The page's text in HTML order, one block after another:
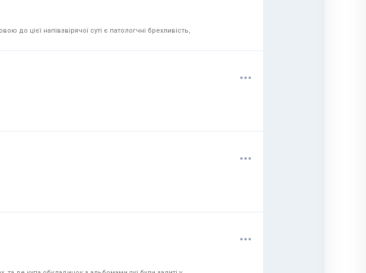
цієї напівзвірячої суті є патологчні брехливість,
...
...
...